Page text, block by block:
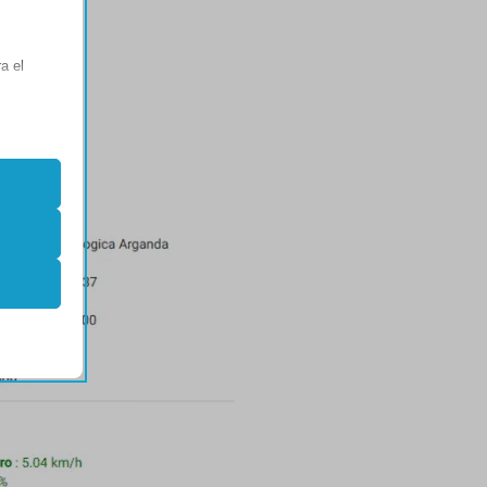
el
las